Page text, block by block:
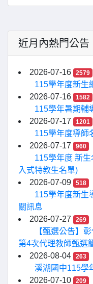
近月內熱門公告
2026-07-16 2579
115學年度新生
2026-07-16
1582
115學年暑期輔
2026-07-17
1201
115學年度導師
2026-07-17
960
115學年度 新
入式特教生名單)
2026-07-09
518
115學年度新生
關訊息
2026-07-27
269
【甄選公告】
第4次代理教師甄選
2026-08-04
263
溪湖國中115學
2026-07-10
209